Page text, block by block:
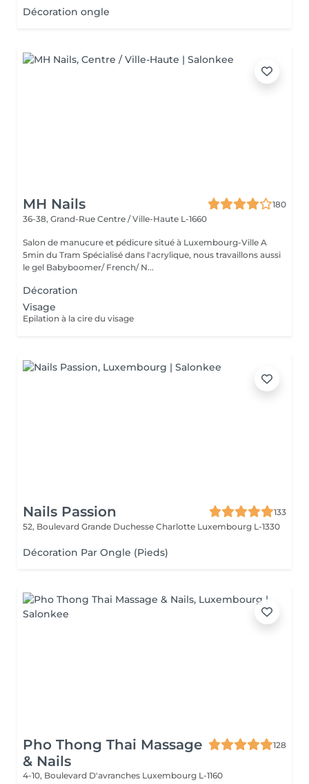
Décoration ongle
MH Nails
180
36-38, Grand-Rue Centre / Ville-Haute L-1660
Salon de manucure et pédicure situé à Luxembourg-Ville A
5min du Tram Spécialisé dans l'acrylique, nous travaillons aussi
le gel Babyboomer/ French/ N...
Décoration
Visage
Epilation à la cire du visage
Nails Passion
133
52, Boulevard Grande Duchesse Charlotte Luxembourg L-1330
Décoration Par Ongle (Pieds)
Pho Thong Thai Massage
& Nails
128
4-10, Boulevard D'avranches Luxembourg L-1160